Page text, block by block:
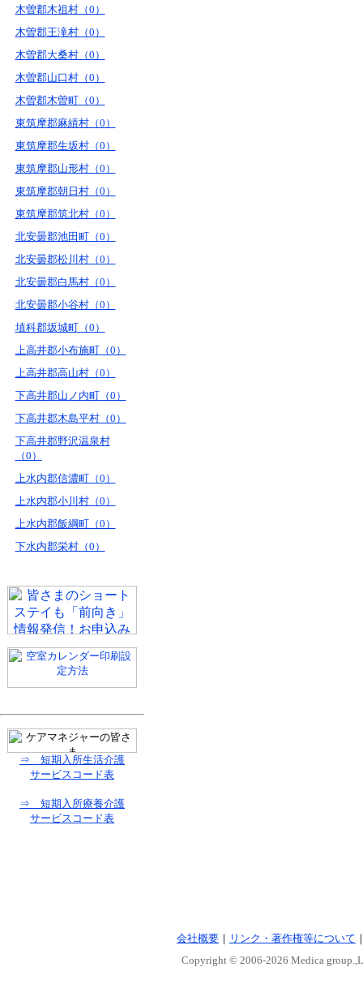
木曽郡木祖村（0）
木曽郡王滝村（0）
木曽郡大桑村（0）
木曽郡山口村（0）
木曽郡木曽町（0）
東筑摩郡麻績村（0）
東筑摩郡生坂村（0）
東筑摩郡山形村（0）
東筑摩郡朝日村（0）
東筑摩郡筑北村（0）
北安曇郡池田町（0）
北安曇郡松川村（0）
北安曇郡白馬村（0）
北安曇郡小谷村（0）
埴科郡坂城町（0）
上高井郡小布施町（0）
上高井郡高山村（0）
下高井郡山ノ内町（0）
下高井郡木島平村（0）
下高井郡野沢温泉村
（0）
上水内郡信濃町（0）
上水内郡小川村（0）
上水内郡飯綱町（0）
下水内郡栄村（0）
⇒ 短期入所生活介護
サービスコード表
⇒ 短期入所療養介護
サービスコード表
会社概要 ｜ リンク・著作権等について
Copyright © 2006-2026 Medica